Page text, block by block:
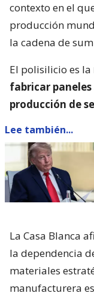
contexto en el
producción
la cadena de
El polisilicio es la
fabricar
producción de
Lee también...
La Casa Blanca
la dependencia
materiales
manufacturera